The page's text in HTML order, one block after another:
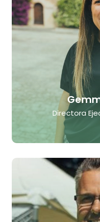
Directora